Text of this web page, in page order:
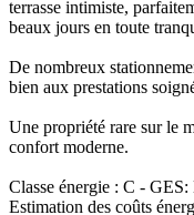
terrasse intimiste,
beaux jours en toute
De nombreux
bien aux prestations
Une propriété rare sur le
confort moderne.
Classe énergie : C - GES:
Estimation des coûts